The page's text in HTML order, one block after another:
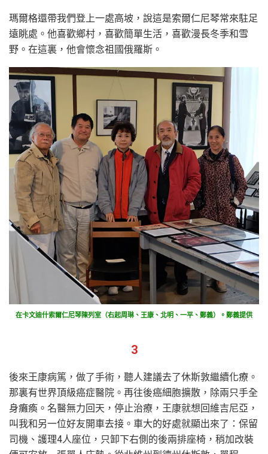
瑪爾格還帶我們登上一處高坡，說這是索爾仁尼琴常來駐足
遠眺處。他喜歡鄉村，喜歡簡單生活，喜歡漫長冬季和雪
野。在這裏，他會懷念祖國俄羅斯。
在卡文迪什索爾仁尼琴陳列室（右起周琳、王康、北明、一平、鄭義）。鄭義提供
3
後來王康病篤，做了手術，聽人建議去了休斯敦繼續化療。
那裏有世界頂級癌症醫院。再往後癌細胞擴散，除兩只手全
身癱瘓。名醫無力回天，停止治療，王康就想回維吉尼亞，
叫我和另一位好友開車去接。車大的好處就顯出來了：保留
司機、護理4人座位，只卸下右側的後兩排座椅，稍加改裝